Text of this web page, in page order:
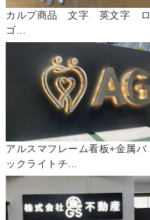
カルプ商品 文字 英文字 ロ
ゴ...
アルスマフレーム看板+金属バ
ックライトチ...